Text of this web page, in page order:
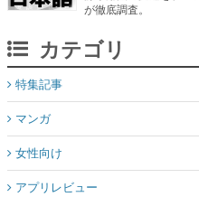
マンガ
女性向け
アプリレビュー
その他
電ファミニコゲーマーとは？